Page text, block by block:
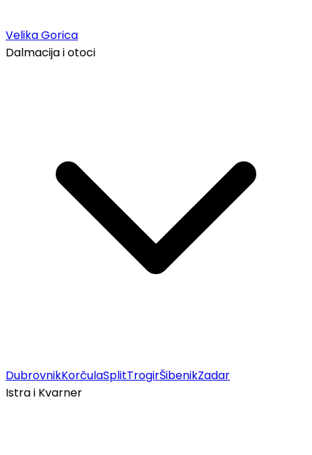
Velika Gorica
Dalmacija i otoci
DubrovnikKorčulaSplitTrogirŠibenikZadar
Istra i Kvarner